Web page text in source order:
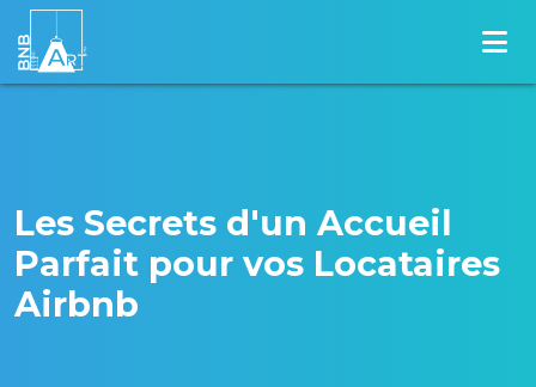
Les Secrets d'un Accueil
Parfait pour vos Locataires
Airbnb